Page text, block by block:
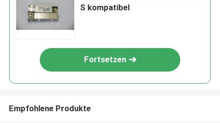
S kompatibel
Fortsetzen
Empfohlene Produkte